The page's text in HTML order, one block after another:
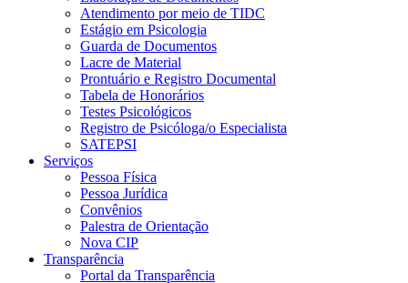
Atendimento por meio de TIDC
Estágio em Psicologia
Guarda de Documentos
Lacre de Material
Prontuário e Registro Documental
Tabela de Honorários
Testes Psicológicos
Registro de Psicóloga/o Especialista
SATEPSI
Serviços
Pessoa Física
Pessoa Jurídica
Convênios
Palestra de Orientação
Nova CIP
Transparência
Portal da Transparência